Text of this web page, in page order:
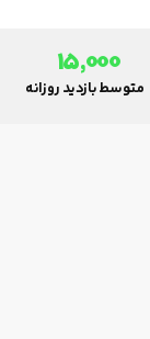
15,000
متوسط بازدید روزانه